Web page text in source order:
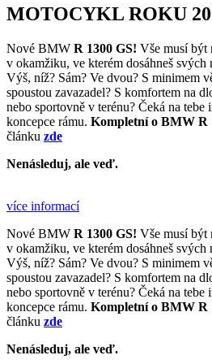
MOTOCYKL ROKU
Nové BMW R 1300 GS! Vše musí být
v okamžiku, ve kterém dosáhneš
Výš, níž? Sám? Ve dvou? S minimem
spoustou zavazadel? S komfortem na
nebo sportovně v terénu? Čeká na
koncepce rámu. Kompletní o BMW R
článku zde
Nenásleduj, ale veď.
více informací
Nové BMW R 1300 GS! Vše musí být
v okamžiku, ve kterém dosáhneš
Výš, níž? Sám? Ve dvou? S minimem
spoustou zavazadel? S komfortem na
nebo sportovně v terénu? Čeká na
koncepce rámu. Kompletní o BMW R
článku zde
Nenásleduj, ale veď.